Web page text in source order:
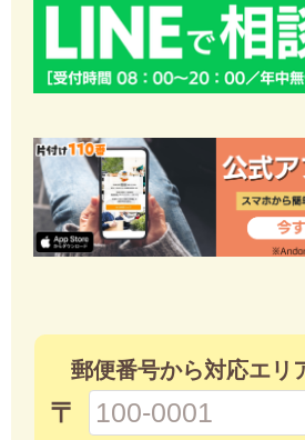
郵便番号から対応エリ
〒